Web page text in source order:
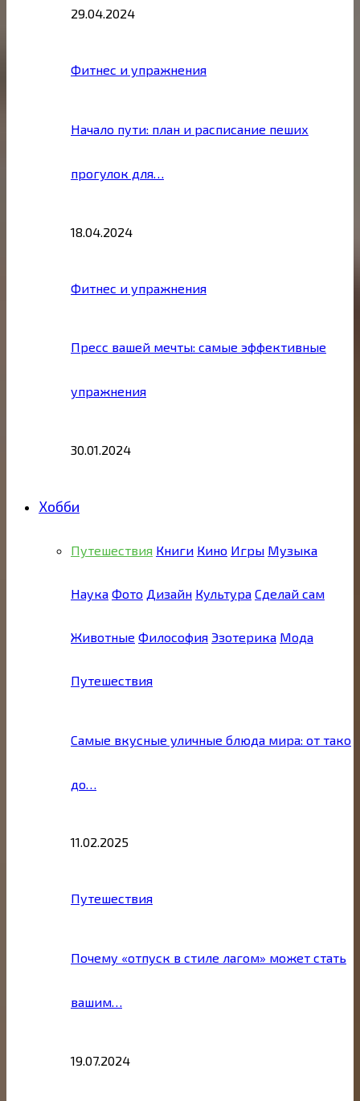
29.04.2024
Фитнес и упражнения
Начало пути: план и расписание пеших
прогулок для…
18.04.2024
Фитнес и упражнения
Пресс вашей мечты: самые эффективные
упражнения
30.01.2024
Хобби
Путешествия Книги Кино Игры Музыка
Наука Фото Дизайн Культура Сделай сам
Животные Философия Эзотерика Мода
Путешествия
Самые вкусные уличные блюда мира: от тако
до…
11.02.2025
Путешествия
Почему «отпуск в стиле лагом» может стать
вашим…
19.07.2024